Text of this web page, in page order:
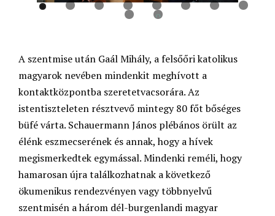
0
A szentmise után Gaál Mihály, a felsőőri katolikus
magyarok nevében mindenkit meghívott a
kontaktközpontba szeretetvacsorára. Az
istentiszteleten résztvevő mintegy 80 főt bőséges
büfé várta. Schauermann János plébános örült az
élénk eszmecserének és annak, hogy a hívek
megismerkedtek egymással. Mindenki reméli, hogy
hamarosan újra találkozhatnak a következő
ökumenikus rendezvényen vagy többnyelvű
szentmisén a három dél-burgenlandi magyar